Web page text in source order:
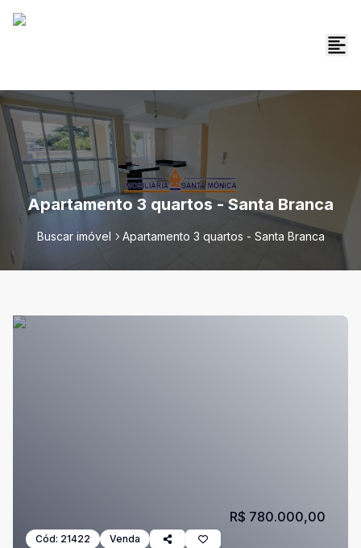
Apartamento 3 quartos - Santa Branca
Buscar imóvel Apartamento 3 quartos - Santa Branca
Cód: 21422 Venda
R$ 780.000,00